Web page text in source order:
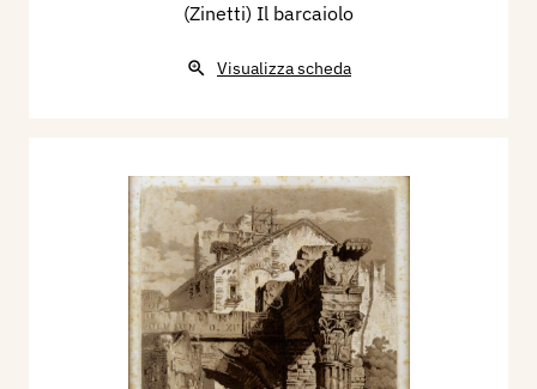
(Zinetti) Il barcaiolo
Visualizza scheda